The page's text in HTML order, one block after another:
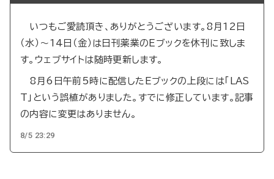
いつもご愛読頂き、ありがとうございます。8月12日
（水）～14日（金）は日刊薬業のEブックを休刊に致しま
す。ウェブサイトは随時更新します。
8月6日午前5時に配信したEブックの上段には「LAS
T」という誤植がありました。すでに修正しています。記事
の内容に変更はありません。
8/5 23:29